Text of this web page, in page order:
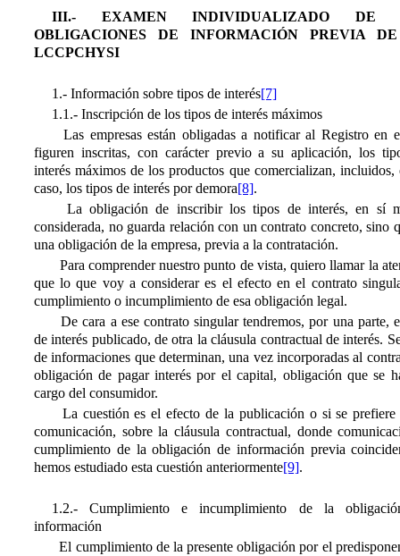
III.- EXAMEN INDIVIDUALIZADO DE
OBLIGACIONES DE INFORMACIÓN PREVIA
LCCPCHYSI
1.- Información sobre tipos de interés[7]
1.1.- Inscripción de los tipos de interés máximos
Las empresas están obligadas a notificar al Registro en
figuren inscritas, con carácter previo a su aplicación, los
interés máximos de los productos que comercializan, incluidos,
caso, los tipos de interés por demora[8].
La obligación de inscribir los tipos de interés, en sí
considerada, no guarda relación con un contrato concreto, sino
una obligación de la empresa, previa a la contratación.
Para comprender nuestro punto de vista, quiero llamar la
que lo que voy a considerar es el efecto en el contrato
cumplimiento o incumplimiento de esa obligación legal.
De cara a ese contrato singular tendremos, por una parte,
de interés publicado, de otra la cláusula contractual de interés.
de informaciones que determinan, una vez incorporadas al
obligación de pagar interés por el capital, obligación que se
cargo del consumidor.
La cuestión es el efecto de la publicación o si se prefiere
comunicación, sobre la cláusula contractual, donde
cumplimiento de la obligación de información previa
hemos estudiado esta cuestión anteriormente[9].
1.2.- Cumplimiento e incumplimiento de la
información
El cumplimiento de la presente obligación por el